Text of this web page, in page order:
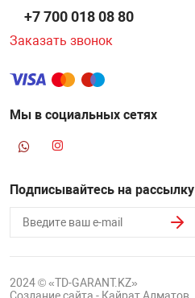
+7 700 018 08 80
Заказать звонок
Мы в социальных сетях
Подписывайтесь на рассылку
2024 © «TD-GARANT.KZ»
Создание сайта - Кайрат Алматов